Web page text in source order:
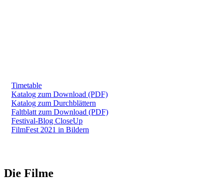
Timetable
Katalog zum Download (PDF)
Katalog zum Durchblättern
Faltblatt zum Download (PDF)
Festival-Blog CloseUp
FilmFest 2021 in Bildern
Die Filme